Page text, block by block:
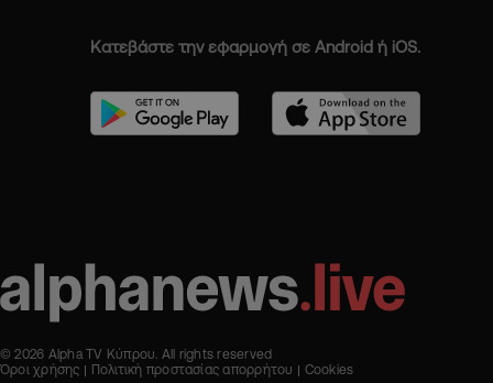
Κατεβάστε την εφαρμογή σε Android ή iOS.
© 2026 Alpha TV Κύπρου. All rights reserved
Όροι χρήσης
Πολιτική προστασίας απορρήτου Cookies